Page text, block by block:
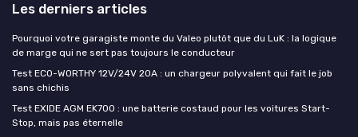
Les derniers articles
Pourquoi votre garagiste monte du Valeo plutôt que du LuK : la logique
de marge qui ne sert pas toujours le conducteur
Test ECO-WORTHY 12V/24V 20A : un chargeur polyvalent qui fait le job
sans chichis
Test EXIDE AGM EK700 : une batterie costaud pour les voitures Start-
Stop, mais pas éternelle